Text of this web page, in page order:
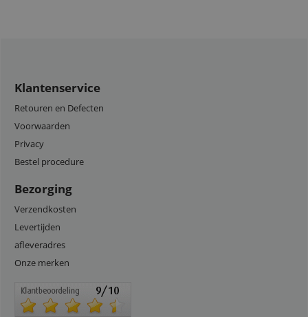
Klantenservice
Retouren en Defecten
Voorwaarden
Privacy
Bestel procedure
Bezorging
Verzendkosten
Levertijden
afleveradres
Onze merken